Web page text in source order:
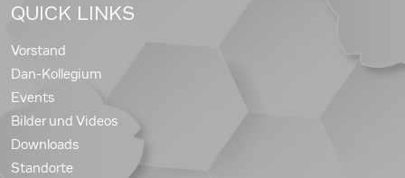
QUICK LINKS
Vorstand
Dan-Kollegium
Events
Bilder und Videos
Downloads
Standorte